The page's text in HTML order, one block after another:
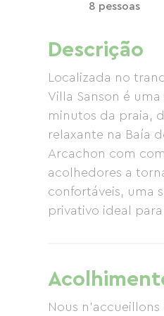
8 pessoas
Descrição
Localizada no
Villa Sanson é
minutos da praia,
relaxante na Baía
Arcachon com
acolhedores a
confortáveis, uma
privativo ideal
relaxar após um
Nous